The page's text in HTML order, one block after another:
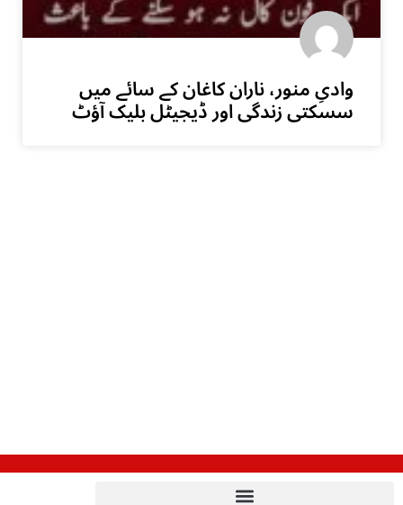
وادیِ منور، ناران کاغان کے سائے میں
سسکتی زندگی اور ڈیجیٹل بلیک آؤٹ